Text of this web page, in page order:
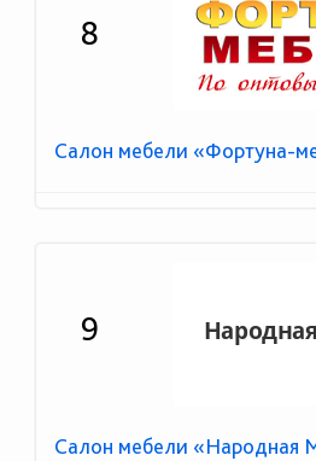
8
Салон мебели «Фортуна-
9
Салон мебели «Народная